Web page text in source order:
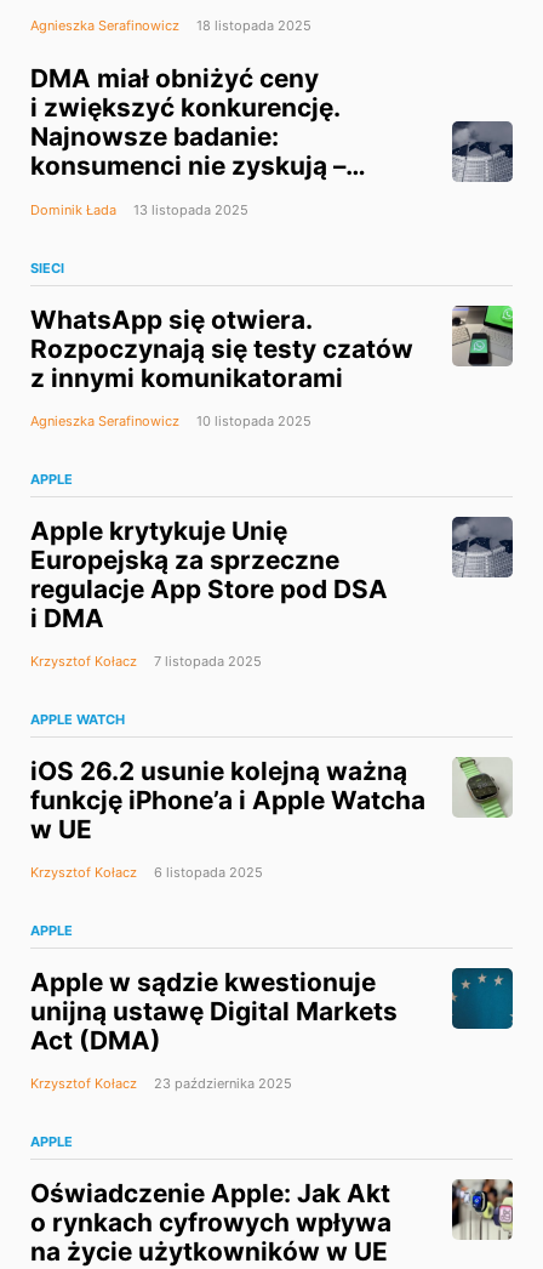
Agnieszka Serafinowicz 18 listopada 2025
DMA miał obniżyć ceny
i zwiększyć konkurencję.
Najnowsze badanie:
konsumenci nie zyskują –
i wygodę
Dominik Łada 13 listopada 2025
SIECI
WhatsApp się otwiera.
Rozpoczynają się testy czatów
z innymi komunikatorami
Agnieszka Serafinowicz 10 listopada 2025
APPLE
Apple krytykuje Unię
Europejską za sprzeczne
regulacje App Store pod DSA
i DMA
Krzysztof Kołacz 7 listopada 2025
APPLE WATCH
iOS 26.2 usunie kolejną ważną
funkcję iPhone’a i Apple Watcha
w UE
Krzysztof Kołacz 6 listopada 2025
APPLE
Apple w sądzie kwestionuje
unijną ustawę Digital Markets
Act (DMA)
Krzysztof Kołacz 23 października 2025
APPLE
Oświadczenie Apple: Jak Akt
o rynkach cyfrowych wpływa
na życie użytkowników w UE